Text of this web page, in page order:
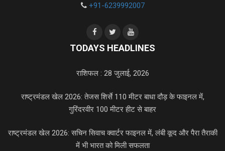
+91-6239992007
TODAYS HEADLINES
राशिफल : 28 जुलाई, 2026
राष्ट्रमंडल खेल 2026: तेजस शिर्से 110 मीटर बाधा दौड़ के फाइनल में,
गुरिंदरवीर 100 मीटर हीट से बाहर
राष्ट्रमंडल खेल 2026: सचिन सिवाच क्वार्टर फाइनल में, लंबी कूद और पैरा तैराकी
में भी भारत को मिली सफलता